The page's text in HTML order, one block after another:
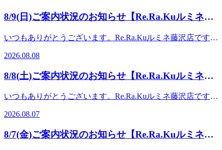
8/9(日)ご案内状況のお知らせ【Re.Ra.Kuルミネ藤
いつもありがとうございます。Re.Ra.Kuルミネ藤沢店です!
入しておりますね!歩数が増えたり、家族サービスなど普段
とはまた違ったお疲れを感じるかと思います。当店ではボデ
ィケアだけでなく、フットケアやタイ古式ストレッチ、多数
す。お疲れの状態に合わせてコースもご相談させていただき
ますので気軽にスタッフにお尋ねください! 【本日の空き情
もご案内できる場合がございます。一度店舗までお電話でお
問い合わせください。★8月のおすすめメニュー★ ー
2026.08.08
8/8(土)ご案内状況のお知らせ【Re.Ra.Kuルミネ藤
いつもありがとうございます。Re.Ra.Kuルミネ藤沢店です!
ね。今日からお盆休みに入る方もいらっしゃるかと思いま
す。帰省の前にボディケアでお身体を整えていきませんか
♪ 【本日の空き情報】1名様: 10:10～2名様: 11:00～※×になっ
2026.08.07
8/7(金)ご案内状況のお知らせ【Re.Ra.Kuルミネ藤